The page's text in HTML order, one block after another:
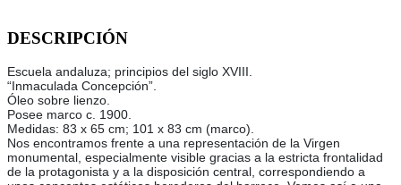
DESCRIPCIÓN
Escuela andaluza; principios del siglo XVIII.
“Inmaculada Concepción”.
Óleo sobre lienzo.
Posee marco c. 1900.
Medidas: 83 x 65 cm; 101 x 83 cm (marco).
Nos encontramos frente a una representación de la Virgen
monumental, especialmente visible gracias a la estricta frontalidad
de la protagonista y a la disposición central, correspondiendo a